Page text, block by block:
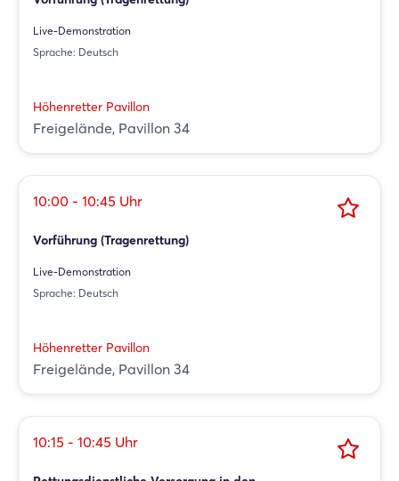
Live-Demonstration
Sprache: Deutsch
Höhenretter Pavillon
Freigelände, Pavillon 34
10:00 - 10:45 Uhr
Vorführung (Tragenrettung)
Live-Demonstration
Sprache: Deutsch
Höhenretter Pavillon
Freigelände, Pavillon 34
10:15 - 10:45 Uhr